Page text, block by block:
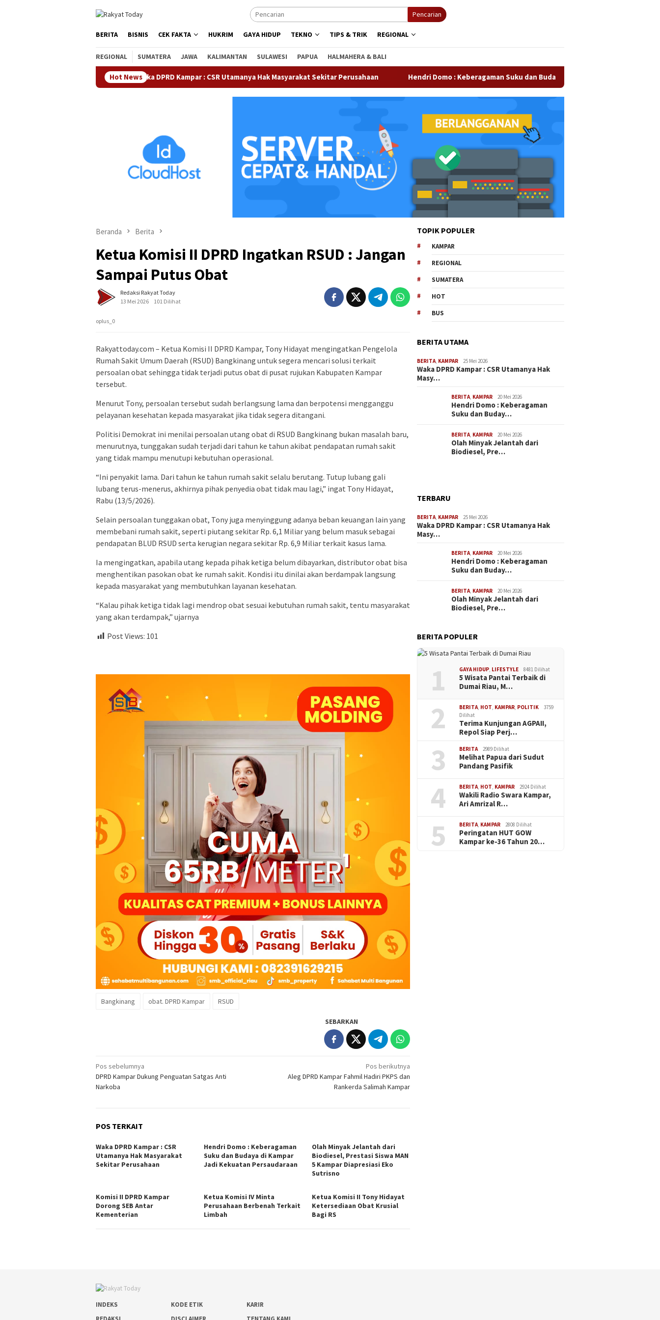
Pencarian
BERITA BISNIS CEK FAKTA HUKRIM GAYA HIDUP TEKNO TIPS & TRIK REGIONAL
REGIONAL SUMATERA JAWA KALIMANTAN SULAWESI PAPUA HALMAHERA & BALI
Hot News
Waka DPRD Kampar : CSR Utamanya Hak Masyarakat Sekitar Perusahaan Hendri Domo : Keberagaman Suku dan Budaya di Kampar Jadi Kekuatan
Beranda Berita
Ketua Komisi II DPRD Ingatkan RSUD : Jangan
Sampai Putus Obat
Redaksi Rakyat Today
13 Mei 2026
101 Dilihat
oplus_0
Rakyattoday.com – Ketua Komisi II DPRD Kampar, Tony Hidayat mengingatkan Pengelola
Rumah Sakit Umum Daerah (RSUD) Bangkinang untuk segera mencari solusi terkait
persoalan obat sehingga tidak terjadi putus obat di pusat rujukan Kabupaten Kampar
tersebut.
Menurut Tony, persoalan tersebut sudah berlangsung lama dan berpotensi mengganggu
pelayanan kesehatan kepada masyarakat jika tidak segera ditangani.
Politisi Demokrat ini menilai persoalan utang obat di RSUD Bangkinang bukan masalah baru,
menurutnya, tunggakan sudah terjadi dari tahun ke tahun akibat pendapatan rumah sakit
yang tidak mampu menutupi kebutuhan operasional.
“Ini penyakit lama. Dari tahun ke tahun rumah sakit selalu berutang. Tutup lubang gali
lubang terus-menerus, akhirnya pihak penyedia obat tidak mau lagi,” ingat Tony Hidayat,
Rabu (13/5/2026).
Selain persoalan tunggakan obat, Tony juga menyinggung adanya beban keuangan lain yang
membebani rumah sakit, seperti piutang sekitar Rp. 6,1 Miliar yang belum masuk sebagai
pendapatan BLUD RSUD serta kerugian negara sekitar Rp. 6,9 Miliar terkait kasus lama.
Ia mengingatkan, apabila utang kepada pihak ketiga belum dibayarkan, distributor obat bisa
menghentikan pasokan obat ke rumah sakit. Kondisi itu dinilai akan berdampak langsung
kepada masyarakat yang membutuhkan layanan kesehatan.
“Kalau pihak ketiga tidak lagi mendrop obat sesuai kebutuhan rumah sakit, tentu masyarakat
yang akan terdampak,” ujarnya
Post Views: 101
Bangkinang obat. DPRD Kampar RSUD
SEBARKAN
Navigasi
pos
Pos sebelumnya
DPRD Kampar Dukung Penguatan Satgas Anti
Narkoba
Pos berikutnya
Aleg DPRD Kampar Fahmil Hadiri PKPS dan
Rankerda Salimah Kampar
POS TERKAIT
Waka DPRD Kampar : CSR
Utamanya Hak Masyarakat
Sekitar Perusahaan
Hendri Domo : Keberagaman
Suku dan Budaya di Kampar
Jadi Kekuatan Persaudaraan
Olah Minyak Jelantah dari
Biodiesel, Prestasi Siswa MAN
5 Kampar Diapresiasi Eko
Sutrisno
Komisi II DPRD Kampar
Dorong SEB Antar
Kementerian
Ketua Komisi IV Minta
Perusahaan Berbenah Terkait
Limbah
Ketua Komisi II Tony Hidayat
Ketersediaan Obat Krusial
Bagi RS
TOPIK POPULER
KAMPAR
REGIONAL
SUMATERA
HOT
BUS
BERITA UTAMA
BERITA, KAMPAR 25 Mei 2026
Waka DPRD Kampar : CSR Utamanya Hak
Masy…
BERITA, KAMPAR 20 Mei 2026
Hendri Domo : Keberagaman
Suku dan Buday…
BERITA, KAMPAR 20 Mei 2026
Olah Minyak Jelantah dari
Biodiesel, Pre…
TERBARU
BERITA, KAMPAR 25 Mei 2026
Waka DPRD Kampar : CSR Utamanya Hak
Masy…
BERITA, KAMPAR 20 Mei 2026
Hendri Domo : Keberagaman
Suku dan Buday…
BERITA, KAMPAR 20 Mei 2026
Olah Minyak Jelantah dari
Biodiesel, Pre…
BERITA POPULER
1 GAYA HIDUP, LIFESTYLE 8481 Dilihat
5 Wisata Pantai Terbaik di
Dumai Riau, M…
2 BERITA, HOT, KAMPAR, POLITIK
3759
Dilihat
Terima Kunjungan AGPAII,
Repol Siap Perj…
3 BERITA 2989 Dilihat
Melihat Papua dari Sudut
Pandang Pasifik
4 BERITA, HOT, KAMPAR 2924 Dilihat
Wakili Radio Swara Kampar,
Ari Amrizal R…
5 BERITA, KAMPAR 2808 Dilihat
Peringatan HUT GOW
Kampar ke-36 Tahun 20…
INDEKS KODE ETIK
KARIR